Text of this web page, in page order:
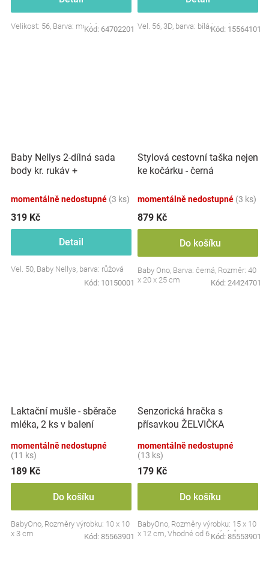
Velikost: 56, Barva: modrá
Kód: 64702201 Vel. 56, 3D, barva: bílá/smetana
Kód: 15564101
Baby Nellys 2-dílná sada
body kr. rukáv +
Little Star
momentálně nedostupné (3 ks)
319 Kč
Detail
Vel. 50, Baby Nellys, barva: růžová
Kód: 10150001
Stylová cestovní taška nejen
ke kočárku - černá
momentálně nedostupné (3 ks)
879 Kč
Do košíku
Baby Ono, Barva: černá, Rozměr: 40
x 20 x 25 cm
Kód: 24424701
Laktační mušle - sběrače
mléka, 2 ks v balení
momentálně nedostupné
(11 ks)
189 Kč
Do košíku
BabyOno, Rozměry výrobku: 10 x 10
x 3 cm
Kód: 85563901
Senzorická hračka s
přísavkou ŽELVIČKA
momentálně nedostupné
(13 ks)
179 Kč
Do košíku
BabyOno, Rozměry výrobku: 15 x 10
x 12 cm, Vhodné od 6 měsíců
Kód: 85553901